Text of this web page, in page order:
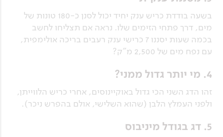
בשעה בודדת כריש ענק יחיד יכול לסנן כ-180 טונות של
מים, דרך פתחי הזימים שלו. נראה אם תצליחו לחשב
בכמה שעות יסננו 7 כרישי ענק רעבים בריכה אולימפית,
עם נפח מים של 2,500 מ"ק?
4. מי יותר גדול ממני?
זהו הדג השני הכי גדול באוקיינוסים, אחרי כריש הלווייתן,
ולפני העמלץ הלבן (שהוא השלישי, אולם בהפרש ניכר).
5. דג בגודל מיניבוס